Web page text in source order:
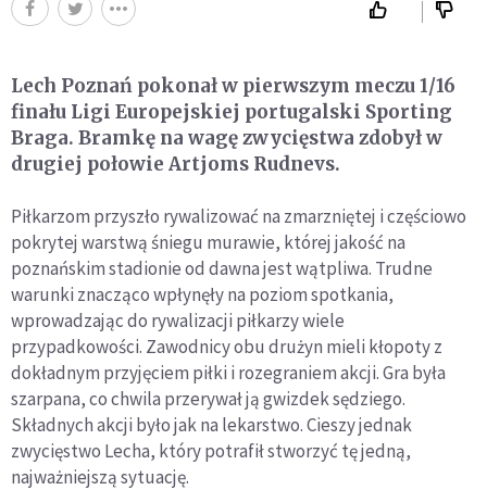
Lech Poznań pokonał w pierwszym meczu 1/16
finału Ligi Europejskiej portugalski Sporting
Braga. Bramkę na wagę zwycięstwa zdobył w
drugiej połowie Artjoms Rudnevs.
Piłkarzom przyszło rywalizować na zmarzniętej i częściowo
pokrytej warstwą śniegu murawie, której jakość na
poznańskim stadionie od dawna jest wątpliwa. Trudne
warunki znacząco wpłynęły na poziom spotkania,
wprowadzając do rywalizacji piłkarzy wiele
przypadkowości. Zawodnicy obu drużyn mieli kłopoty z
dokładnym przyjęciem piłki i rozegraniem akcji. Gra była
szarpana, co chwila przerywał ją gwizdek sędziego.
Składnych akcji było jak na lekarstwo. Cieszy jednak
zwycięstwo Lecha, który potrafił stworzyć tę jedną,
najważniejszą sytuację.